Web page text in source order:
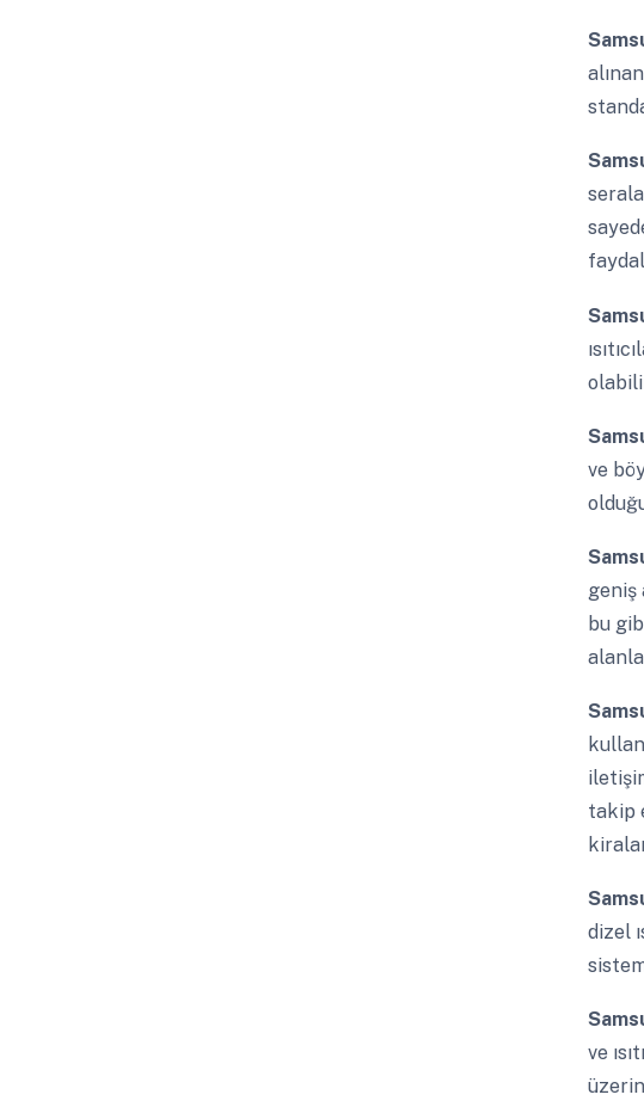
ve
geniş
bu
takip
dizel
ve